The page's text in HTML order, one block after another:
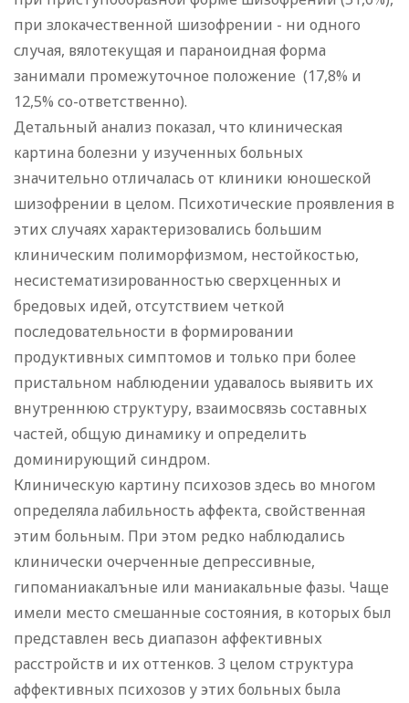
при злокачественной шизофрении - ни одного
случая, вялотекущая и параноидная форма
занимали промежуточное положение (17,8% и
12,5% со-ответственно).
Детальный анализ показал, что клиническая
картина болезни у изученных больных
значительно отличалась от клиники юношеской
шизофрении в целом. Психотические проявления в
этих случаях характеризовались большим
клиническим полиморфизмом, нестойкостью,
несистематизированностью сверхценных и
бредовых идей, отсутствием четкой
последовательности в формировании
продуктивных симптомов и только при более
пристальном наблюдении удавалось выявить их
внутреннюю структуру, взаимосвязь составных
частей, общую динамику и определить
доминирующий синдром.
Клиническую картину психозов здесь во многом
определяла лабильность аффекта, свойственная
этим больным. При этом редко наблюдались
клинически очерченные депрессивные,
гипоманиакалъные или маниакальные фазы. Чаще
имели место смешанные состояния, в которых был
представлен весь диапазон аффективных
расстройств и их оттенков. 3 целом структура
аффективных психозов у этих больных была